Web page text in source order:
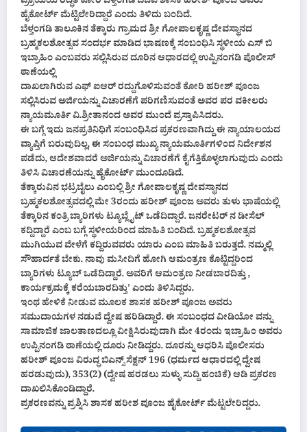
ಹೈಕೋರ್ಟ್ ಮೆಟ್ಟಿಲೇರಿದ್ದಾರೆ ಎಂದು ತಿಳಿದು ಬಂದಿದೆ.
ಬೆಳ್ತಂಗಡಿ ತಾಲೂಕಿನ ತೆಕ್ಕಾರು ಗ್ರಾಮದ ಶ್ರೀ ಗೋಪಾಲಕೃಷ್ಣ ದೇವಸ್ಥಾನದ
ಬ್ರಹ್ಮಕಲಶೋತ್ಸವ ಸಂದರ್ಭ ಮಾಡಿದ ಭಾಷಣಕ್ಕೆ ಸಂಬಂಧಿಸಿ ಸ್ಥಳೀಯ ಎಸ್ ಬಿ
ಇಬ್ರಾಹಿಂ ಎಂಬವರು ಸಲ್ಲಿಸಿರುವ ದೂರಿನ ಆಧಾರದಲ್ಲಿ ಉಪ್ಪಿನಂಗಡಿ ಪೊಲೀಸ್
ಠಾಣೆಯಲ್ಲಿ
ದಾಖಲಾಗಿರುವ ಎಫ್ ಐಆರ್ ರದ್ದುಗೊಳಿಸುವಂತೆ ಕೋರಿ ಹರೀಶ್ ಪೂಂಜ
ಸಲ್ಲಿಸಿರುವ ಅರ್ಜಿಯನ್ನು ವಿಚಾರಣೆಗೆ ಪರಿಗಣಿಸುವಂತೆ ಅವರ ಪರ ವಕೀಲರು
ನ್ಯಾಯಮೂರ್ತಿ ವಿ.ಶ್ರೀತಾನಂದ ಅವರ ಮುಂದೆ ಪ್ರಸ್ತಾಪಿಸಿದರು.
ಈ ಬಗ್ಗೆ ಇದು ಜನಪ್ರತಿನಿಧಿಗೆ ಸಂಬಂಧಿಸಿದ ಪ್ರಕರಣವಾಗಿದ್ದು ಈ ನ್ಯಾಯಾಲಯದ
ವ್ಯಾಪ್ತಿಗೆ ಬರುವುದಿಲ್ಲ, ಈ ಸಂಬಂಧ ಮುಖ್ಯ ನ್ಯಾಯಮೂರ್ತಿಗಳಿಂದ ನಿರ್ದೇಶನ
ಪಡೆದು, ಆದೇಶವಾದರೆ ಅರ್ಜಿಯನ್ನು ವಿಚಾರಣೆಗೆ ಕೈಗೆತ್ತಿಕೊಳ್ಳಲಾಗುವುದು ಎಂದು
ತಿಳಿಸಿ ವಿಚಾರಣೆಯನ್ನು ಹೈಕೋರ್ಟ್ ಮುಂದೂಡಿದೆ.
ತೆಕ್ಕಾರುವಿನ ಭಟ್ರಬೈಲು ಎಂಬಲ್ಲಿ ಶ್ರೀ ಗೋಪಾಲಕೃಷ್ಣ ದೇವಸ್ಥಾನದ
ಬ್ರಹ್ಮಕಲಶೋತ್ಸವದಲ್ಲಿ ಮೇ 3ರಂದು ಹರೀಶ್ ಪೂಂಜ ಅವರು ತುಳು ಭಾಷೆಯಲ್ಲಿ
ತೆಕ್ಕಾರಿನ ಕಂತ್ರಿ ಬ್ಯಾರಿಗಳು ಟ್ಯೂಬ್ಲೈಟ್ ಒಡೆದಿದ್ದಾರೆ. ಜನರೇಟರ್ ನ ಡೀಸೆಲ್
ಕದ್ದಿದ್ದಾರೆ ಎಂಬ ಬಗ್ಗೆ ಸ್ಥಳೀಯರಿಂದ ಮಾಹಿತಿ ಬಂದಿದೆ. ಬ್ರಹ್ಮಕಲಶೋತ್ಸವ
ಮುಗಿಯುವ ವೇಳೆಗೆ ಕದ್ದಿರುವವರು ಯಾರು ಎಂಬ ಮಾಹಿತಿ ಬರುತ್ತದೆ. ನಮ್ಮಲ್ಲಿ
ಸೌಹಾರ್ದತೆ ಬೇಕು. ನಾವು ಮಸೀದಿಗೆ ಹೋಗಿ ಆಮಂತ್ರಣ ಕೊಟ್ಟಿದ್ದರಿಂದ
ಬ್ಯಾರಿಗಳು ಟ್ಯೂಬ್ ಒಡೆದಿದ್ದಾರೆ. ಅವರಿಗೆ ಆಮಂತ್ರಣ ನೀಡಬಾರದಿತ್ತು ,
ಕಾರ್ಯಕ್ರಮಕ್ಕೆ ಕರೆಯಬಾರದಿತ್ತು’ ಎಂದು ತಿಳಿಸಿದ್ದರು.
ಇಂಥ ಹೇಳಿಕೆ ನೀಡುವ ಮೂಲಕ ಶಾಸಕ ಹರೀಶ್ ಪೂಂಜ ಅವರು
ಸಮುದಾಯಗಳ ನಡುವೆ ದ್ವೇಷ ಹರಿಡಿದ್ದಾರೆ. ಈ ಸಂಬಂಧದ ವೀಡಿಯೋ ವನ್ನು
ಸಾಮಾಜಿಕ ಜಾಲತಾಣದಲ್ಲೂ ವೀಕ್ಷಿಸಿರುವುದಾಗಿ ಮೇ 4ರಂದು ಇಬ್ರಾಹಿಂ ಅವರು
ಉಪ್ಪಿನಂಗಡಿ ಠಾಣೆಯಲ್ಲಿ ದೂರು ನೀಡಿದ್ದರು. ದೂರನ್ನು ಆಧರಿಸಿ ಪೊಲೀಸರು
ಹರೀಶ್ ಪೂಂಜ ವಿರುದ್ಧ ಬಿಎನ್ಸ್ ಸೆಕ್ಷನ್ 196 (ಧರ್ಮದ ಆಧಾರದಲ್ಲಿ ದ್ವೇಷ
ಹರಡುವುದು), 353(2) (ದ್ವೇಷ ಹರಡಲು ಸುಳ್ಳು ಸುದ್ದಿ ಹಂಚಿಕೆ) ಆಡಿ ಪ್ರಕರಣ
ದಾಖಲಿಸಿಕೊಂಡಿದ್ದಾರೆ.
ಪ್ರಕರಣವನ್ನು ಪ್ರಶ್ನಿಸಿ ಶಾಸಕ ಹರೀಶ ಪೂಂಜ ಹೈಕೋರ್ಟ್ ಮೆಟ್ಟಲೇರಿದ್ದರು.